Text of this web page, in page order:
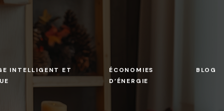
INTELLIGENT ET
ÉCONOMIES
D’ÉNERGIE
BLOG